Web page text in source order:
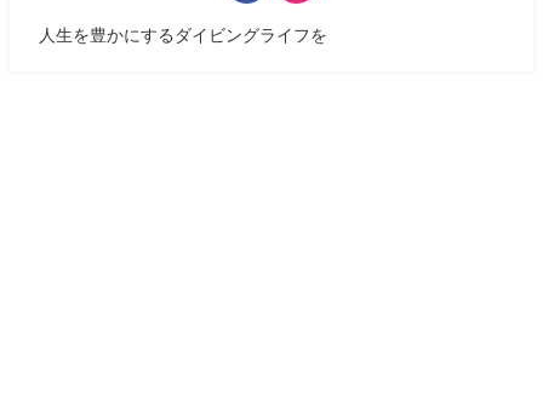
人生を豊かにするダイビングライフを